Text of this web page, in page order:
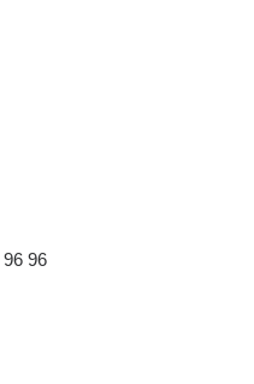
96
kutu çözümleri ile
Uzman ekibimizle,
imalatı
yer alan
satışlardan e-
profesyonel bir